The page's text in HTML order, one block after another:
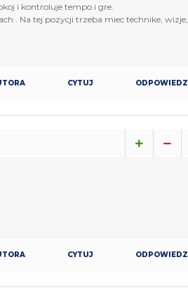
i kontroluje tempo i gre.
. Na tej pozycji trzeba miec technike, wizje,
CYTUJ ODPOWIEDZ
CYTUJ ODPOWIEDZ